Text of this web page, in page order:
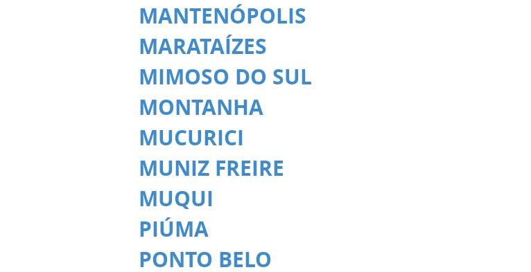
MANTENÓPOLIS
MARATAÍZES
MIMOSO DO SUL
MONTANHA
MUCURICI
MUNIZ FREIRE
MUQUI
PIÚMA
PONTO BELO